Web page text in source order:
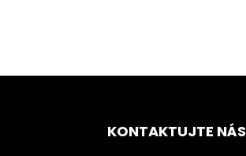
KONTAKTUJTE NÁS